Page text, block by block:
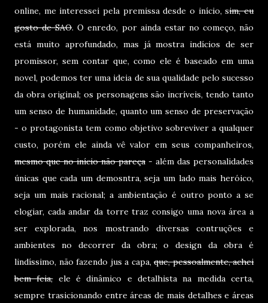
online, me interessei pela premissa desde o início, sim, eu
gosto de SAO. O enredo, por ainda estar no começo, não
está muito aprofundado, mas já mostra indícios de ser
promissor, sem contar que, como ele é baseado em uma
novel, podemos ter uma ideia de sua qualidade pelo sucesso
da obra original; os personagens são incríveis, tendo tanto
um senso de humanidade, quanto um senso de preservação
- o protagonista tem como objetivo sobreviver a qualquer
custo, porém ele ainda vê valor em seus companheiros,
mesmo que no início não pareça - além das personalidades
únicas que cada um demosntra, seja um lado mais heróico,
seja um mais racional; a ambientação é outro ponto a se
elogiar, cada andar da torre traz consigo uma nova área a
ser explorada, nos mostrando diversas contruções e
ambientes no decorrer da obra; o design da obra é
lindíssimo, não fazendo jus a capa, que, pessoalmente, achei
bem feia,ele é dinâmico e detalhista na medida certa,
sempre trasicionando entre áreas de mais detalhes e áreas